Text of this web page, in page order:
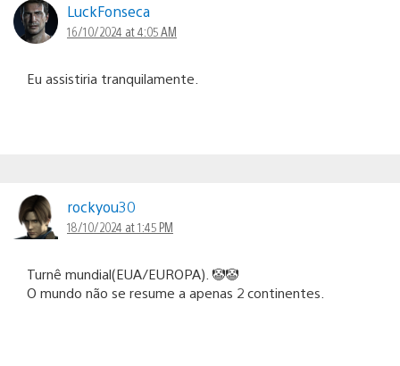
LuckFonseca
16/10/2024 at 4:05 AM
Eu assistiria tranquilamente.
rockyou30
18/10/2024 at 1:45 PM
Turnê mundial(EUA/EUROPA). 🤡🤡
O mundo não se resume a apenas 2 continentes.